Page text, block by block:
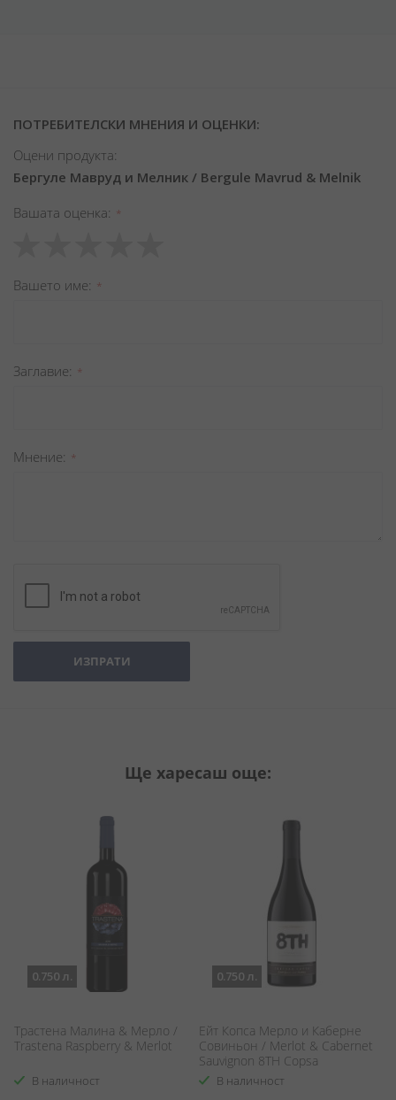
ПОТРЕБИТЕЛСКИ МНЕНИЯ И ОЦЕНКИ:
Оцени продукта:
Бергуле Мавруд и Мелник / Bergule Mavrud & Melnik
Вашата оценка
star
stars
stars
stars
stars
Вашето име
Заглавиe
Мнение
ИЗПРАТИ
Ще харесаш още:
0.750 л.
Трастена Малина & Мерло /
Trastena Raspberry & Merlot
В наличност
0.750 л.
Ейт Копса Мерло и Каберне
Совиньон / Merlot & Cabernet
Sauvignon 8TH Copsa
В наличност